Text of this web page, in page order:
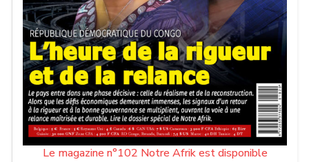
Le magazine n°102 Notre Afrik est disponible